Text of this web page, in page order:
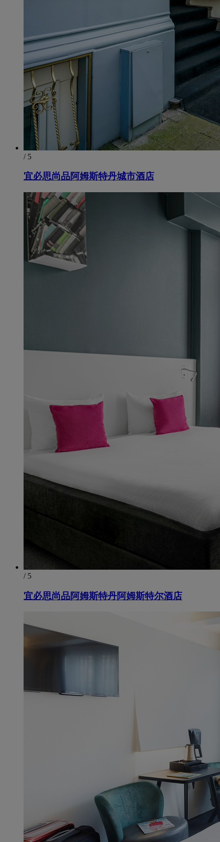
/ 5
宜必思尚品阿姆斯特丹城市酒店
/ 5
宜必思尚品阿姆斯特丹阿姆斯特尔酒店